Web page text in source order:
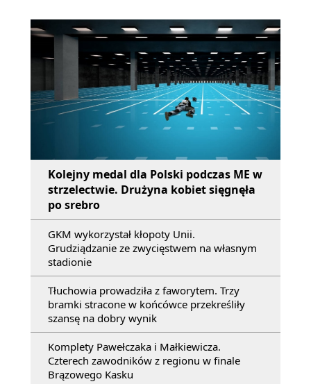
Kolejny medal dla Polski podczas ME w
strzelectwie. Drużyna kobiet sięgnęła
po srebro
GKM wykorzystał kłopoty Unii.
Grudziądzanie ze zwycięstwem na własnym
stadionie
Tłuchowia prowadziła z faworytem. Trzy
bramki stracone w końcówce przekreśliły
szansę na dobry wynik
Komplety Pawełczaka i Małkiewicza.
Czterech zawodników z regionu w finale
Brązowego Kasku